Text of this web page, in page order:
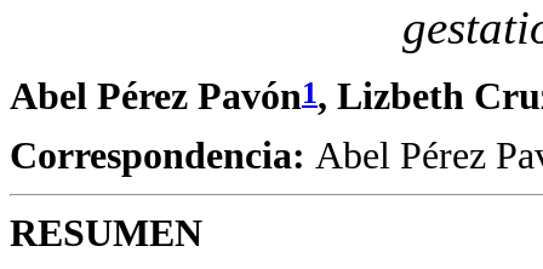
Abel Pérez Pavón1, Lizbeth
Correspondencia: Abel Pérez
RESUMEN